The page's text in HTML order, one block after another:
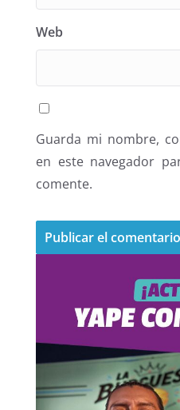
Web
Guarda mi nombre,
en este navegador
comente.